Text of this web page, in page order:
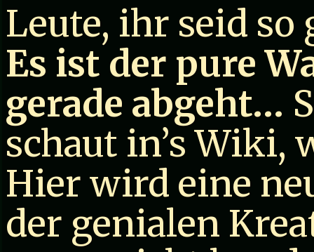
Leute, ihr seid so
Es ist der pure
gerade abgeht…
schaut in’s Wiki,
Hier wird eine
der genialen